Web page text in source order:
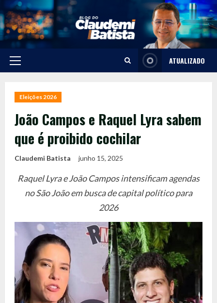
Skip
to
content
Primary
ATUALIZADO
Eleições 2026
João Campos e Raquel Lyra sabem
que é proibido cochilar
Claudemi Batista junho 15, 2025
Raquel Lyra e João Campos intensificam agendas
no São João em busca de capital político para
2026